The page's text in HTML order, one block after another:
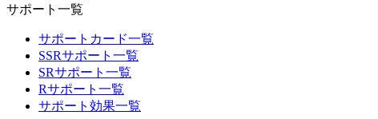
サポート一覧
サポートカード一覧
SSRサポート一覧
SRサポート一覧
Rサポート一覧
サポート効果一覧